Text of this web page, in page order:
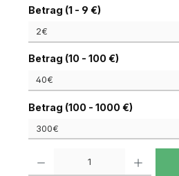
Betrag (1 - 9 €)auswählen
Betrag (10 - 100 €)auswählen
Betrag (100 - 1000 €)